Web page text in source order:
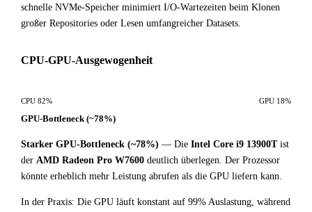
schnelle NVMe-Speicher minimiert I/O-Wartezeiten beim Klonen
großer Repositories oder Lesen umfangreicher Datasets.
CPU-GPU-Ausgewogenheit
CPU 82% GPU 18%
GPU-Bottleneck (~78%)
Starker GPU-Bottleneck (~78%) — Die Intel Core i9 13900Tist
der AMD Radeon Pro W7600 deutlich überlegen. Der Prozessor
könnte erheblich mehr Leistung abrufen als die GPU liefern kann.
In der Praxis: Die GPU läuft konstant auf 99% Auslastung, während